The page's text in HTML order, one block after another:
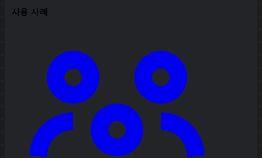
사용 사례